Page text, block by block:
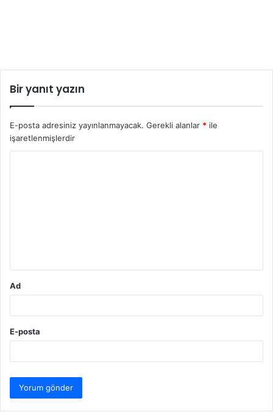
Bir yanıt yazın
E-posta adresiniz yayınlanmayacak. Gerekli alanlar * ile
işaretlenmişlerdir
Ad
E-posta